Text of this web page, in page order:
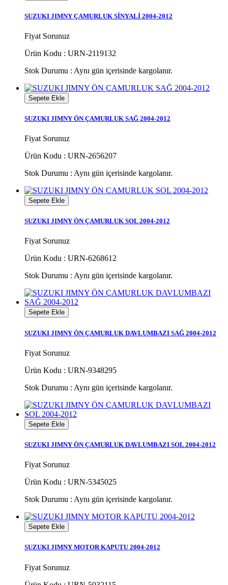
SUZUKI JIMNY ÇAMURLUK SİNYALİ 2004-2012
Fiyat Sorunuz
Ürün Kodu : URN-2119132
Stok Durumu : Aynı gün içerisinde kargolanır.
Sepete Ekle
SUZUKI JIMNY ÖN ÇAMURLUK SAĞ 2004-2012
Fiyat Sorunuz
Ürün Kodu : URN-2656207
Stok Durumu : Aynı gün içerisinde kargolanır.
Sepete Ekle
SUZUKI JIMNY ÖN ÇAMURLUK SOL 2004-2012
Fiyat Sorunuz
Ürün Kodu : URN-6268612
Stok Durumu : Aynı gün içerisinde kargolanır.
Sepete Ekle
SUZUKI JIMNY ÖN ÇAMURLUK DAVLUMBAZI SAĞ 2004-2012
Fiyat Sorunuz
Ürün Kodu : URN-9348295
Stok Durumu : Aynı gün içerisinde kargolanır.
Sepete Ekle
SUZUKI JIMNY ÖN ÇAMURLUK DAVLUMBAZI SOL 2004-2012
Fiyat Sorunuz
Ürün Kodu : URN-5345025
Stok Durumu : Aynı gün içerisinde kargolanır.
Sepete Ekle
SUZUKI JIMNY MOTOR KAPUTU 2004-2012
Fiyat Sorunuz